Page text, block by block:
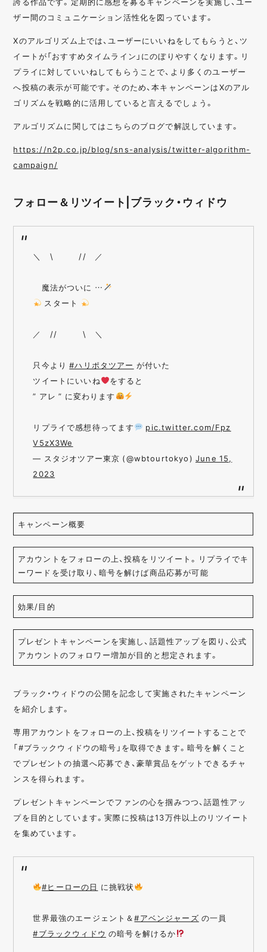
ザー間のコミュニケーション活性化を図っています。
Xのアルゴリズム上では、ユーザーにいいねをしてもらうと、ツ
イートが「おすすめタイムライン」にのぼりやすくなります。リ
プライに対していいねしてもらうことで、より多くのユーザー
へ投稿の表示が可能です。そのため、本キャンペーンはXのアル
ゴリズムを戦略的に活用していると言えるでしょう。
アルゴリズムに関してはこちらのブログで解説しています。
https://n2p.co.jp/blog/sns-analysis/twitter-algorithm-
campaign/
フォロー＆リツイート|ブラック・ウィドウ
＼ \ // ／
魔法がついに …
スタート
／ // \ ＼
只今より#ハリポタツアー が付いた
ツイートにいいね
をすると
” アレ ” に変わります
リプライで感想待ってます
pic.twitter.com/Fpz
V5zX3We
— スタジオツアー東京 (@wbtourtokyo) June 15,
2023
キャンペーン概要
アカウントをフォローの上、投稿をリツイート。リプライでキ
ーワードを受け取り、暗号を解けば商品応募が可能
効果/目的
プレゼントキャンペーンを実施し、話題性アップを図り、公式
アカウントのフォロワー増加が目的と想定されます。
ブラック・ウィドウの公開を記念して実施されたキャンペーン
を紹介します。
専用アカウントをフォローの上、投稿をリツイートすることで
「#ブラックウィドウの暗号」を取得できます。暗号を解くこと
でプレゼントの抽選へ応募でき、豪華賞品をゲットできるチャ
ンスを得られます。
プレゼントキャンペーンでファンの心を掴みつつ、話題性アッ
プを目的としています。実際に投稿は13万件以上のリツイート
を集めています。
#ヒーローの日 に挑戦状
世界最強のエージェント＆#アベンジャーズ の一員
#ブラックウィドウ の暗号を解けるか